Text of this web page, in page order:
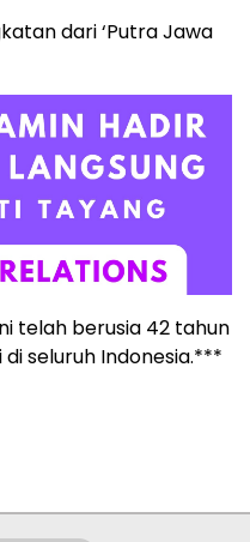
dari ‘Putra Jawa
telah berusia 42 tahun
seluruh Indonesia.***